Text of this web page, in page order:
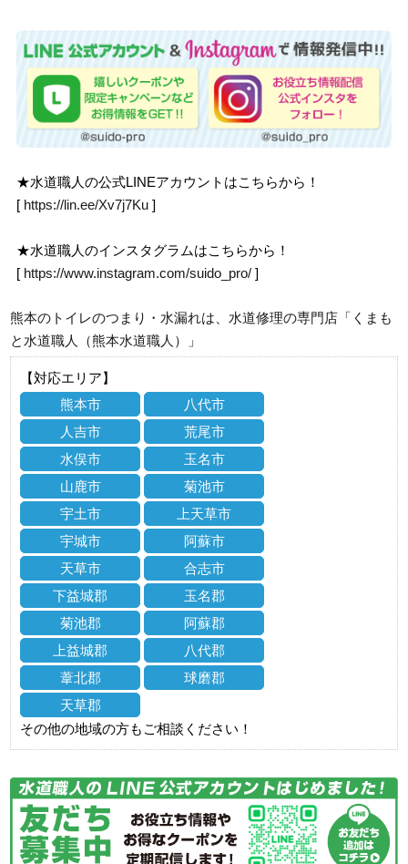
★水道職人の公式LINEアカウントはこちらから！
[ https://lin.ee/Xv7j7Ku ]
★水道職人のインスタグラムはこちらから！
[ https://www.instagram.com/suido_pro/ ]
熊本のトイレのつまり・水漏れは、水道修理の専門店「くまも
と水道職人（熊本水道職人）」
【対応エリア】
熊本市
八代市
人吉市
荒尾市
水俣市
玉名市
山鹿市
菊池市
宇土市
上天草市
宇城市
阿蘇市
天草市
合志市
下益城郡
玉名郡
菊池郡
阿蘇郡
上益城郡
八代郡
葦北郡
球磨郡
天草郡
その他の地域の方もご相談ください！